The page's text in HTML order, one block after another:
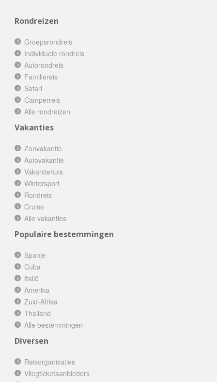
Rondreizen
Groepsrondreis
Individuele rondreis
Autorondreis
Familiereis
Safari
Camperreis
Alle rondreizen
Vakanties
Zonvakantie
Autovakantie
Vakantiehuis
Wintersport
Rondreis
Cruise
Alle vakanties
Populaire bestemmingen
Spanje
Cuba
Italië
Amerika
Zuid-Afrika
Thailand
Alle bestemmingen
Diversen
Reisorganisaties
Vliegticketaanbieders